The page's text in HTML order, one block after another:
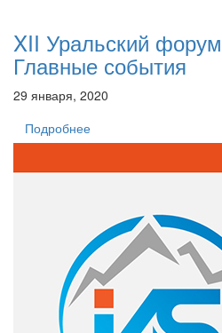
XII Уральский
Главные события
29 января, 2020
Подробнее